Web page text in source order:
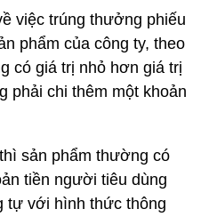
việc trúng thưởng phiếu
phẩm của công ty, theo
có giá trị nhỏ hơn giá trị
phải chi thêm một khoản
sản phẩm thường có
tiền người tiêu dùng
tự với hình thức thông